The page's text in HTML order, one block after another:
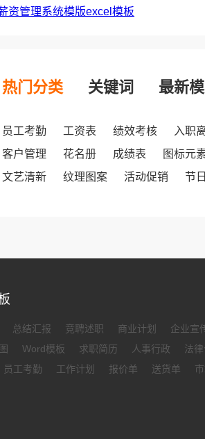
资管理系统模版excel模板
热门分类 关键词 最新
员工考勤 工资表 绩效考核
入职
客户管理
花名册 成绩表
图标元
文艺清新
纹理图案 活动促销 节
总结汇报 竞聘述职 商业计划
企业宣
Word模板 求职简历 人事行政
法
员工考勤 工作计划 报价单 送货单